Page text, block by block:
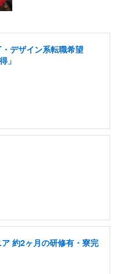
デザイン系転職希望
」
約2ヶ月の研修有・寮完